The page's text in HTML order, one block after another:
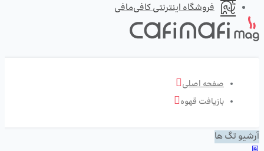
فروشگاه اینترنتی کافی‌مافی
صفحه اصلی
بازیافت قهوه
آرشیو تگ ها